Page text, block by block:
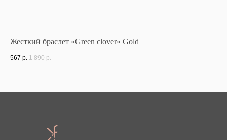
Жесткий браслет «Green clover» Gold
567 р. 1 890 р.